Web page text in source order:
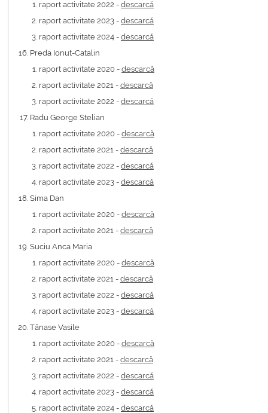
raport activitate 2022 - descarcă
raport activitate 2023 - descarcă
raport activitate 2024 - descarcă
Preda Ionut-Catalin
raport activitate 2020 - descarcă
raport activitate 2021 - descarcă
raport activitate 2022 - descarcă
Radu George Stelian
raport activitate 2020 - descarcă
raport activitate 2021 - descarcă
raport activitate 2022 - descarcă
raport activitate 2023 - descarcă
Sima Dan
raport activitate 2020 - descarcă
raport activitate 2021 - descarcă
Suciu Anca Maria
raport activitate 2020 - descarcă
raport activitate 2021 - descarcă
raport activitate 2022 - descarcă
raport activitate 2023 - descarcă
Tănase Vasile
raport activitate 2020 - descarcă
raport activitate 2021 - descarcă
raport activitate 2022 - descarcă
raport activitate 2023 - descarcă
raport activitate 2024 - descarcă